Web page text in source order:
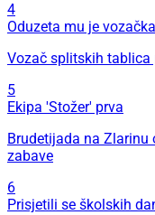
4
Oduzeta mu je vozačka
Vozač splitskih
5
Ekipa 'Stožer' prva
Brudetijada na
zabave
6
Prisjetili se školskih